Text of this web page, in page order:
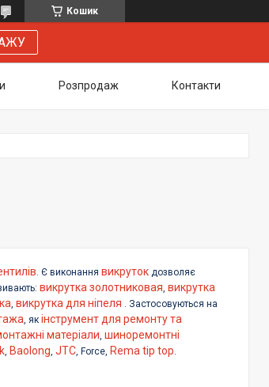
Кошик
Розпродаж Контакти
. Є виконання викруток дозволяє
викрутка золотниковая, викрутка
, викрутка для ніпеля . Застосовуються на
, як інструмент для ремонту та
матеріали, шиноремонтні
, Baolong, JTC, Force, Rema tip top.